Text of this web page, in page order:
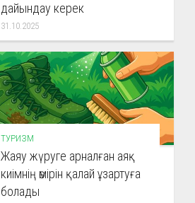
дайындау керек
31.10.2025
ТУРИЗМ
Жаяу жүруге арналған аяқ
киімнің өмірін қалай ұзартуға
болады